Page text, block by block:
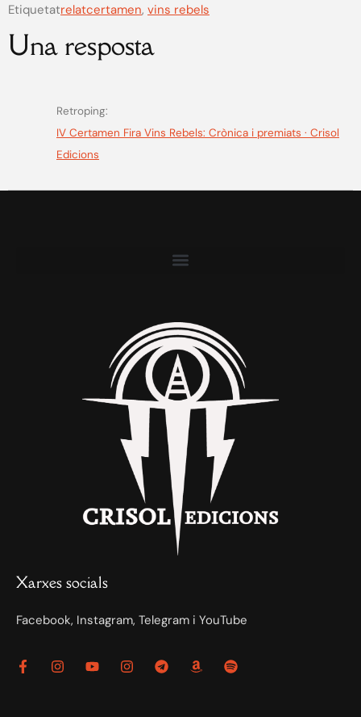
Etiquetatrelatcertamen, vins rebels
Una resposta
Retroping:
IV Certamen Fira Vins Rebels: Crònica i premiats · Crisol
Edicions
Xarxes socials
Facebook, Instagram, Telegram i YouTube